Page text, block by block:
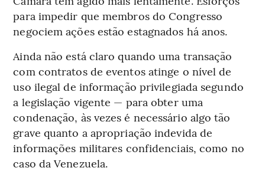
para impedir que membros do Congresso
negociem ações estão estagnados há anos.
Ainda não está claro quando uma transação
com contratos de eventos atinge o nível de
uso ilegal de informação privilegiada segundo
a legislação vigente — para obter uma
condenação, às vezes é necessário algo tão
grave quanto a apropriação indevida de
informações militares confidenciais, como no
caso da Venezuela.